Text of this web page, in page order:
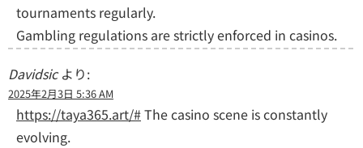
tournaments regularly.
Gambling regulations are strictly enforced in casinos.
Davidsic より:
2025年2月3日 5:36 AM
https://taya365.art/#The casino scene is constantly
evolving.